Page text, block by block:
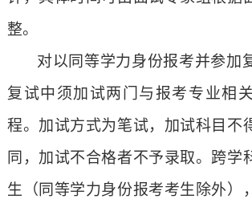
整。
对以同等学力身份报考并参加
复试中须加试两门与报考专业相
程。加试方式为笔试，加试科目不
同，加试不合格者不予录取。跨学
生（同等学力身份报考考生除外）